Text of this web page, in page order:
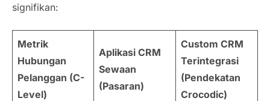
signifikan:
Metrik
Hubungan
Pelanggan (C-
Level)
Aplikasi CRM
Sewaan
(Pasaran)
Custom CRM
Terintegrasi
(Pendekatan
Crocodic)